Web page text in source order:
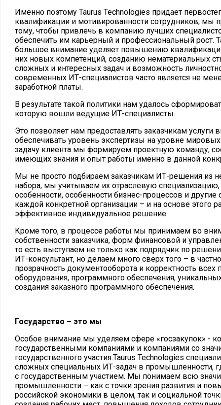
Именно поэтому Taurus Technologies придает
квалификации и мотивированности сотрудников, мы
тому, чтобы привлечь в компанию лучших
обеспечить им карьерный и профессиональный рост.
большое внимание уделяет повышению
них новых компетенций, созданию нематериальных
сложных и интересных задач и возможность
современных ИТ-специалистов часто является не
заработной платы.
В результате такой политики нам удалось
которую вошли ведущие ИТ-специалисты.
Это позволяет нам предоставлять заказчикам услуги
обеспечивать уровень экспертизы на уровне
задачу клиента мы формируем проектную команду,
имеющих знания и опыт работы именно в данной
Мы не просто подбираем заказчикам ИТ-решения из
набора, мы учитываем их отраслевую специализацию,
особенности, особенности бизнес-процессов и
каждой конкретной организации – и на основе этого
эффективное индивидуальное решение.
Кроме того, в процессе работы мы принимаем во
собственности заказчика, форм финансовой и
то есть выступаем не только как подрядчик по
ИТ-консультант, но делаем много сверх того – в
прозрачность документооборота и корректность всех
оборудования, программного обеспечения,
создания заказного программного обеспечения.
Государство – это мы
Особое внимание мы уделяем сфере «госзакупок» -
государственными компаниями и компаниями со
государственного участия.Taurus Technologies
сложных специальных ИТ-задач в промышленности,
с государственным участием. Мы понимаем всю
промышленности – как с точки зрения развития и
российской экономики в целом, так и социальной